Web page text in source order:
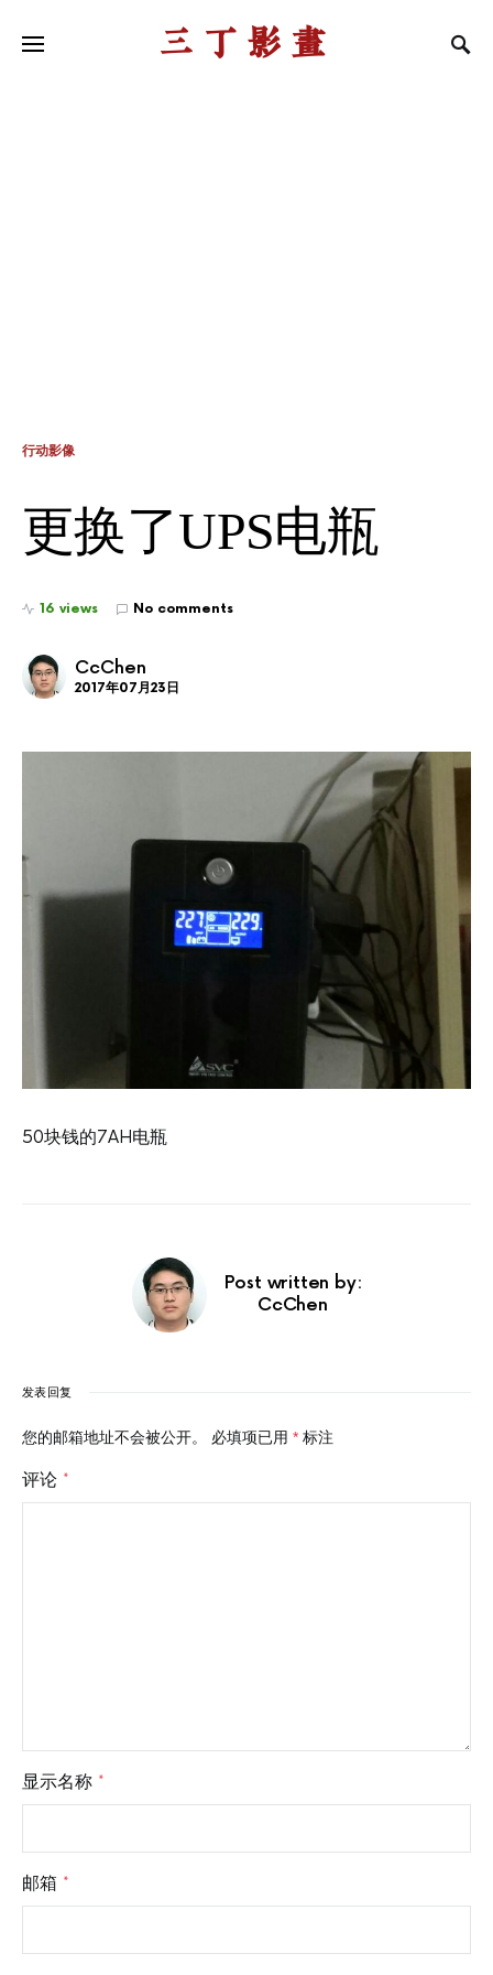
三丁影画
行动影像
更换了UPS电瓶
16 views No comments
CcChen
2017年07月23日
50块钱的7AH电瓶
Post written by:
CcChen
发表回复
您的邮箱地址不会被公开。 必填项已用 * 标注
评论 *
显示名称 *
邮箱 *